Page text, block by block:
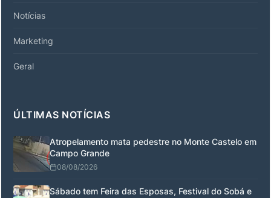
Notícias
Marketing
Geral
ÚLTIMAS NOTÍCIAS
Atropelamento mata pedestre no Monte Castelo em
Campo Grande
08/08/2026
Sábado tem Feira das Esposas, Festival do Sobá e